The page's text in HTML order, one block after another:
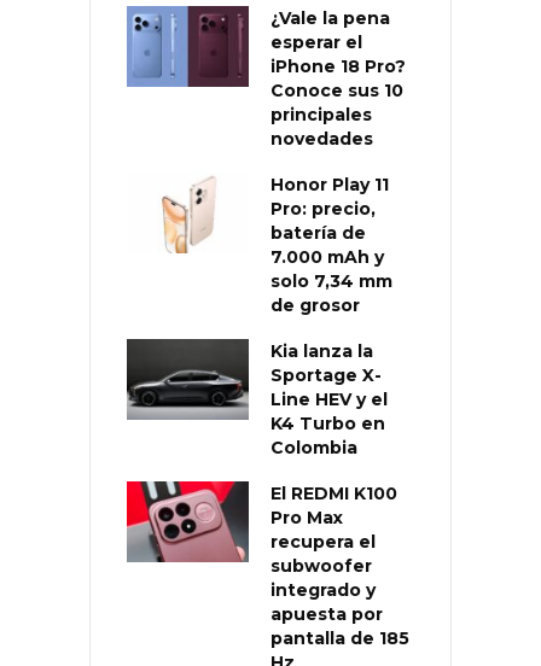
¿Vale la pena
esperar el
iPhone 18 Pro?
Conoce sus 10
principales
novedades
Honor Play 11
Pro: precio,
batería de
7.000 mAh y
solo 7,34 mm
de grosor
Kia lanza la
Sportage X-
Line HEV y el
K4 Turbo en
Colombia
El REDMI K100
Pro Max
recupera el
subwoofer
integrado y
apuesta por
pantalla de 185